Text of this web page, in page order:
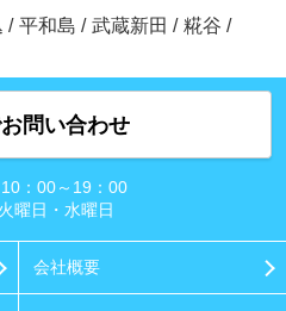
/ 平和島 / 武蔵新田 / 糀谷 /
問い合わせ
10：00～19：00
火曜日・水曜日
会社概要